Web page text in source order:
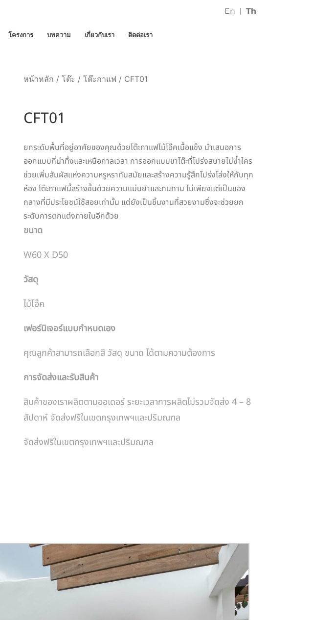
โครงการ บทความ เกี่ยวกับเรา ติดต่อเรา
En Th
หน้าหลัก / โต๊ะ / โต๊ะกาแฟ / CFT01
CFT01
ยกระดับพื้นที่อยู่อาศัยของคุณด้วยโต๊ะกาแฟไม้โอ๊คเนื้อแข็ง นำเสนอการ
ออกแบบที่น่าทึ่งและเหนือกาลเวลา การออกแบบขาโต๊ะที่โปร่งสบายไม่ซ้ำใคร
ช่วยเพิ่มสัมผัสแห่งความหรูหราทันสมัยและสร้างความรู้สึกโปร่งโล่งให้กับทุก
ห้อง โต๊ะกาแฟนี้สร้างขึ้นด้วยความแม่นยำและทนทาน ไม่เพียงแต่เป็นของ
กลางที่มีประโยชน์ใช้สอยเท่านั้น แต่ยังเป็นชิ้นงานที่สวยงามซึ่งจะช่วยยก
ระดับการตกแต่งภายในอีกด้วย
ขนาด
W60 X D50
วัสดุ
ไม้โอ๊ค
เฟอร์นิเจอร์แบบกำหนดเอง
คุณลูกค้าสามารถเลือกสี วัสดุ ขนาด ได้ตามความต้องการ
การจัดส่งและรับสินค้า
สินค้าของเราผลิตตามออเดอร์ ระยะเวลาการผลิตไม่รวมจัดส่ง 4 – 8
สัปดาห์ จัดส่งฟรีในเขตกรุงเทพฯและปริมณฑล
จัดส่งฟรีในเขตกรุงเทพฯและปริมณฑล